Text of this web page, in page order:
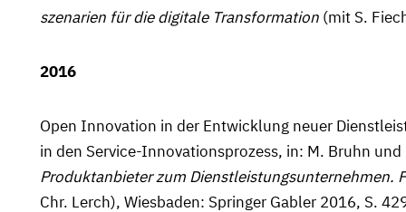
szenarien für die digitale Transformation (mit S.
2016
Open Innovation in der Entwicklung neuer
in den Service-Innovationsprozess, in: M. Bruhn
Produktanbieter zum
Chr. Lerch), Wiesbaden: Springer Gabler 2016, S.